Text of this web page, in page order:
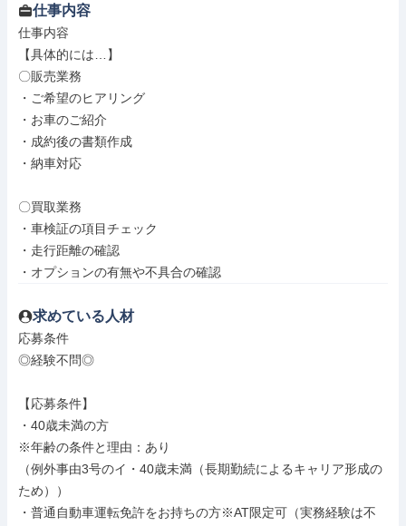
仕事内容
仕事内容
【具体的には…】
〇販売業務
・ご希望のヒアリング
・お車のご紹介
・成約後の書類作成
・納車対応
〇買取業務
・車検証の項目チェック
・走行距離の確認
・オプションの有無や不具合の確認
求めている人材
応募条件
◎経験不問◎
【応募条件】
・40歳未満の方
※年齢の条件と理由：あり
（例外事由3号のイ・40歳未満（長期勤続によるキャリア形成の
ため））
・普通自動車運転免許をお持ちの方※AT限定可（実務経験は不